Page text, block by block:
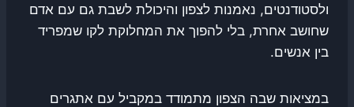
ולסטודנטים, נאמנות לצפון והיכולת לשבת גם עם אדם
שחושב אחרת, בלי להפוך את המחלוקת לקו שמפריד
בין אנשים.
במציאות שבה הצפון מתמודד במקביל עם אתגרים